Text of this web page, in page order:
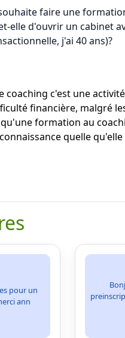
faire une
elle d'ouvrir un cabinet
j'ai 40 ans)?
coaching c'est une
financière, malgré
formation au
quelle
pour un
ann